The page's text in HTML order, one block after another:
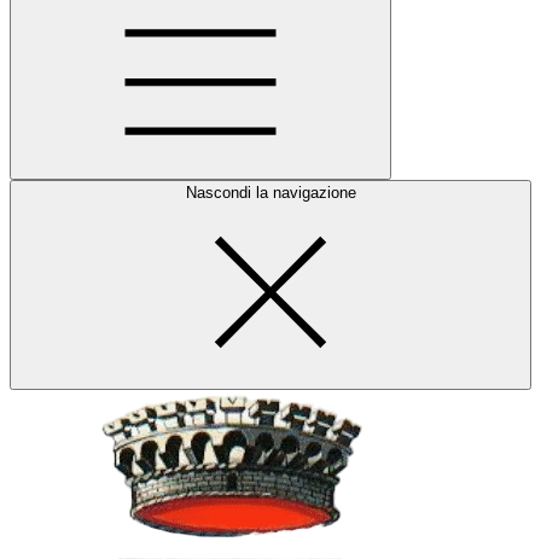
Nascondi la navigazione